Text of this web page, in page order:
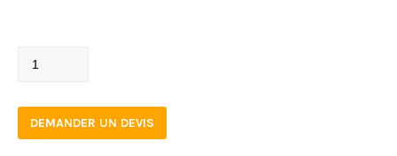
PJ1651/9
DEMANDER UN DEVIS